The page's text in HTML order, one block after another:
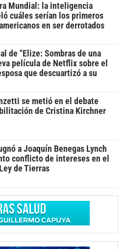
Mundial: la inteligencia
cuáles serían los primeros
en ser derrotados
de "Elize: Sombras de una
película de Netflix sobre el
que descuartizó a su
se metió en el debate
de Cristina Kirchner
a Joaquín Benegas Lynch
conflicto de intereses en el
de Tierras